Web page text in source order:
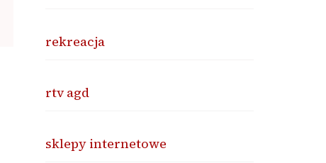
rekreacja
rtv agd
sklepy internetowe